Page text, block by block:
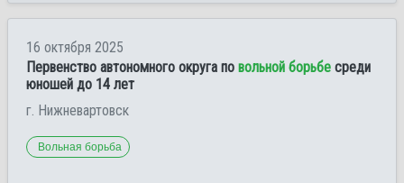
16 октября 2025
Первенство автономного округа по вольной борьбе среди
юношей до 14 лет
г. Нижневартовск
Вольная борьба